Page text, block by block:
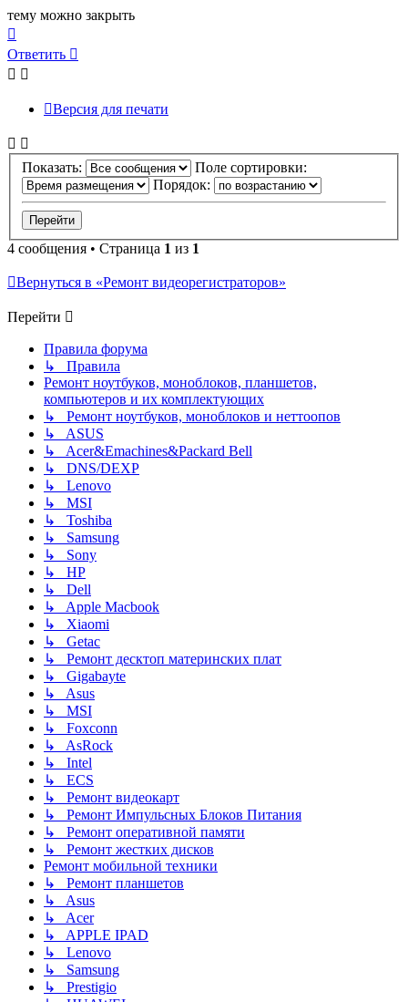
тему можно закрыть
к
началу
Ответить
Ответить
Версия для печати
Показать:
Поле сортировки:
Порядок:
4 сообщения • Страница 1 из 1
Вернуться в «Ремонт видеорегистраторов»
Перейти
Правила форума
↳ Правила
Ремонт ноутбуков, моноблоков, планшетов,
компьютеров и их комплектующих
↳ Ремонт ноутбуков, моноблоков и неттоопов
↳ ASUS
↳ Acer&Emachines&Packard Bell
↳ DNS/DEXP
↳ Lenovo
↳ MSI
↳ Toshiba
↳ Samsung
↳ Sony
↳ HP
↳ Dell
↳ Apple Macbook
↳ Xiaomi
↳ Getac
↳ Ремонт десктоп материнских плат
↳ Gigabayte
↳ Asus
↳ MSI
↳ Foxconn
↳ AsRock
↳ Intel
↳ ECS
↳ Ремонт видеокарт
↳ Ремонт Импульсных Блоков Питания
↳ Ремонт оперативной памяти
↳ Ремонт жестких дисков
Ремонт мобильной техники
↳ Ремонт планшетов
↳ Asus
↳ Acer
↳ APPLE IPAD
↳ Lenovo
↳ Samsung
↳ Prestigio